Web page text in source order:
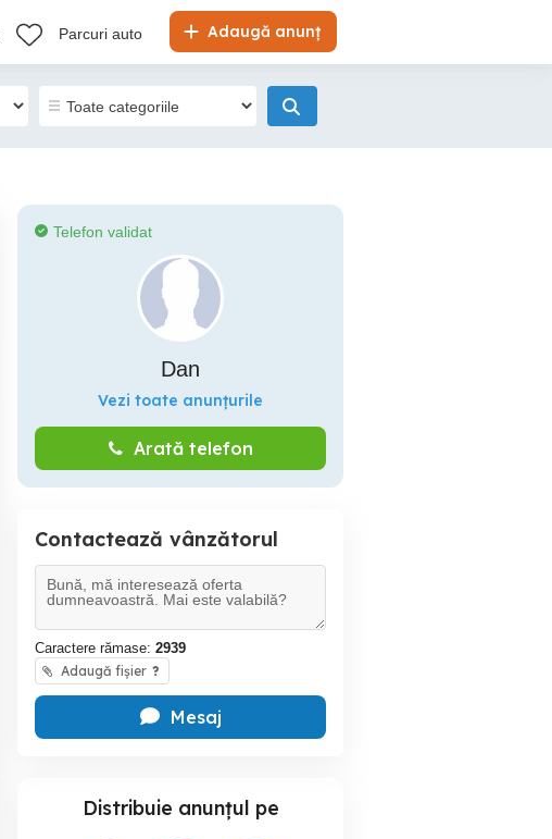
Adaugă anunț
Parcuri auto
Telefon validat
Dan
Vezi toate anunțurile
Arată telefon
Contactează vânzătorul
Caractere rămase: 2939
Adaugă fișier ?
Mesaj
Distribuie anunțul pe